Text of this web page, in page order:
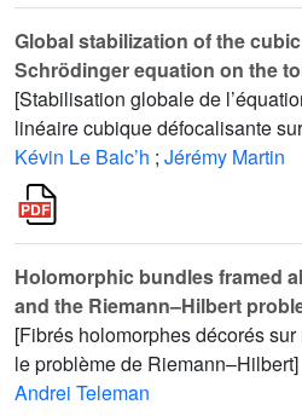
Global stabilization of the
Schrödinger equation on the
[Stabilisation globale de
linéaire cubique défocalisante
Kévin Le Balc’h ; Jérémy Martin
Holomorphic bundles framed
and the Riemann–Hilbert
[Fibrés holomorphes décorés
le problème de Riemann–Hilbert]
Andrei Teleman